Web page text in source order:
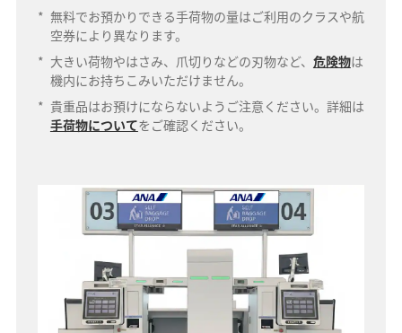
* 無料でお預かりできる手荷物の量はご利用のクラスや航
空券により異なります。
* 大きい荷物やはさみ、爪切りなどの刃物など、 危険物は
機内にお持ちこみいただけません。
* 貴重品はお預けにならないようご注意ください。詳細は
手荷物についてをご確認ください。